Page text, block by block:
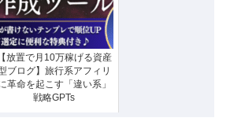
【放置で月10万稼げる資産
ブログ】旅行系アフィリ
革命を起こす「違い系」
戦略GPTs